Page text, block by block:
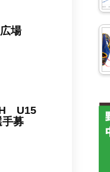
場
U15
手募